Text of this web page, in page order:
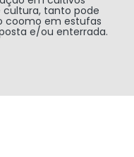
cultura, tanto pode
coomo em estufas
e/ou enterrada.